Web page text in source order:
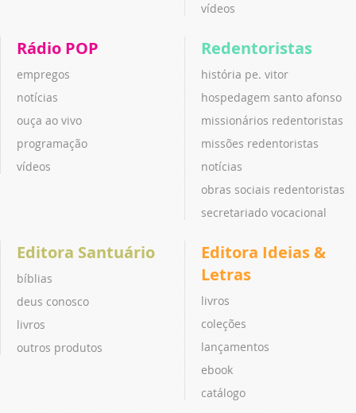
vídeos
Rádio POP
empregos
notícias
ouça ao vivo
programação
vídeos
Redentoristas
história pe. vitor
hospedagem santo afonso
missionários redentoristas
missões redentoristas
notícias
obras sociais redentoristas
secretariado vocacional
Editora Santuário
bíblias
deus conosco
livros
outros produtos
Editora Ideias &
Letras
livros
coleções
lançamentos
ebook
catálogo